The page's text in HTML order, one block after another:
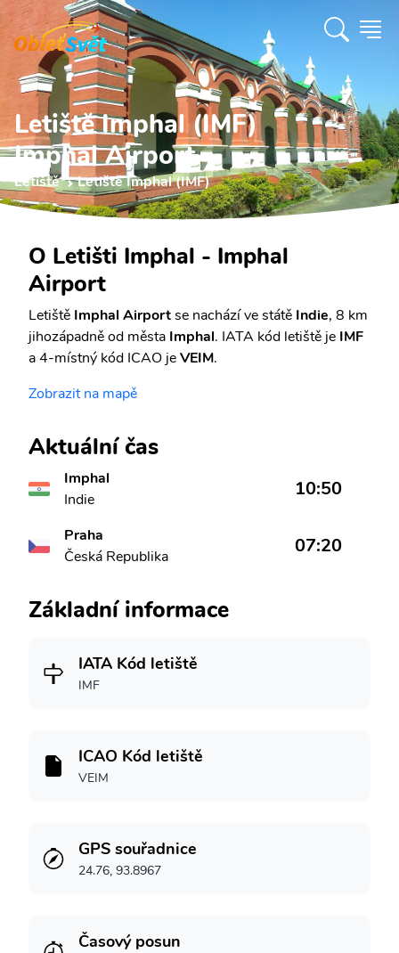
Letiště Imphal (IMF)
Imphal Airport
Letiště Letiště Imphal (IMF)
O Letišti Imphal - Imphal
Airport
Letiště Imphal Airportse nachází ve státě Indie, 8 km
jihozápadně od města Imphal. IATA kód letiště je IMF
a 4-místný kód ICAO jeVEIM.
Zobrazit na mapě
Aktuální čas
Imphal
Indie
10:50
Praha
Česká Republika
07:20
Základní informace
IATA Kód letiště
IMF
ICAO Kód letiště
VEIM
GPS souřadnice
24.76, 93.8967
Časový posun